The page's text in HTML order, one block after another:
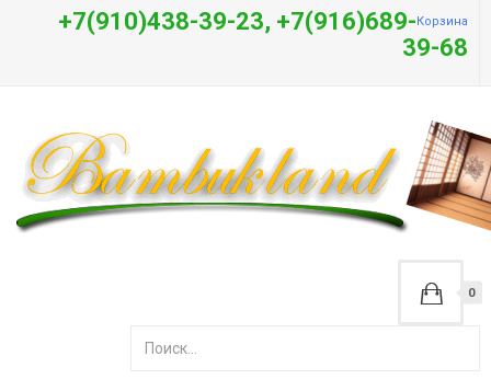
Корзина
+7(910)438-39-23, +7(916)689-
39-68
0